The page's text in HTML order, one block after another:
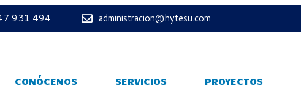
931 494 administracion@hytesu.com
CONÓCENOS SERVICIOS PROYECTOS